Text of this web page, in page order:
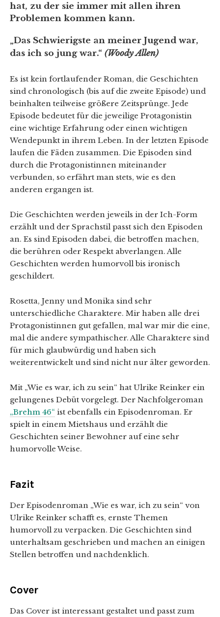
hat, zu der sie immer mit allen ihren
Problemen kommen kann.
„Das Schwierigste an meiner Jugend war,
das ich so jung war.“ (Woody Allen)
Es ist kein fortlaufender Roman, die Geschichten
sind chronologisch (bis auf die zweite Episode) und
beinhalten teilweise größere Zeitsprünge. Jede
Episode bedeutet für die jeweilige Protagonistin
eine wichtige Erfahrung oder einen wichtigen
Wendepunkt in ihrem Leben. In der letzten Episode
laufen die Fäden zusammen. Die Episoden sind
durch die Protagonistinnen miteinander
verbunden, so erfährt man stets, wie es den
anderen ergangen ist.
Die Geschichten werden jeweils in der Ich-Form
erzählt und der Sprachstil passt sich den Episoden
an. Es sind Episoden dabei, die betroffen machen,
die berühren oder Respekt abverlangen. Alle
Geschichten werden humorvoll bis ironisch
geschildert.
Rosetta, Jenny und Monika sind sehr
unterschiedliche Charaktere. Mir haben alle drei
Protagonistinnen gut gefallen, mal war mir die eine,
mal die andere sympathischer. Alle Charaktere sind
für mich glaubwürdig und haben sich
weiterentwickelt und sind nicht nur älter geworden.
Mit „Wie es war, ich zu sein“ hat Ulrike Reinker ein
gelungenes Debüt vorgelegt. Der Nachfolgeroman
„Brehm 46“ ist ebenfalls ein Episodenroman. Er
spielt in einem Mietshaus und erzählt die
Geschichten seiner Bewohner auf eine sehr
humorvolle Weise.
Fazit
Der Episodenroman „Wie es war, ich zu sein“ von
Ulrike Reinker schafft es, ernste Themen
humorvoll zu verpacken. Die Geschichten sind
unterhaltsam geschrieben und machen an einigen
Stellen betroffen und nachdenklich.
Cover
Das Cover ist interessant gestaltet und passt zum